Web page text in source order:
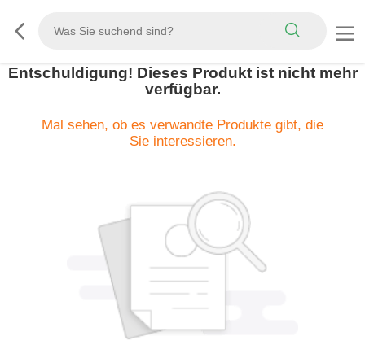
Entschuldigung! Dieses Produkt ist nicht mehr
verfügbar.
Mal sehen, ob es verwandte Produkte gibt, die
Sie interessieren.